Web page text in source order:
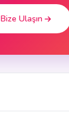
Bize Ulaşın